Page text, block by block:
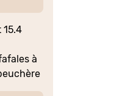
15.4
à